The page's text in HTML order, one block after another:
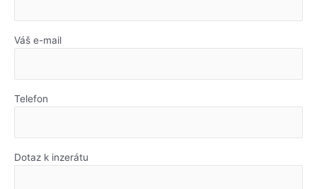
Váš e-mail
Telefon
Dotaz k inzerátu